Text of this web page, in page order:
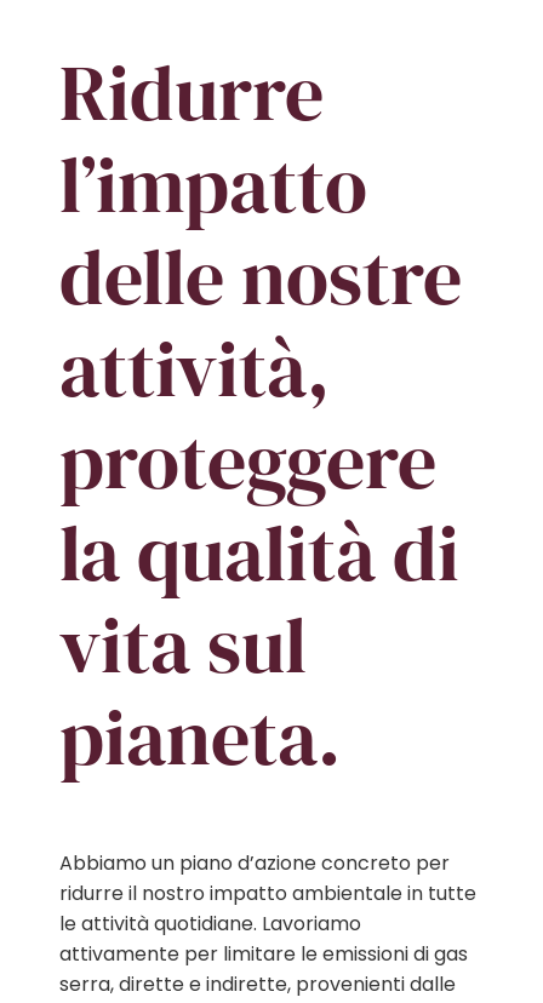
Ridurre
l’impatto
delle nostre
attività,
proteggere
la qualità di
vita sul
pianeta.
Abbiamo un piano d’azione concreto per
ridurre il nostro impatto ambientale in tutte
le attività quotidiane. Lavoriamo
attivamente per limitare le emissioni di gas
serra, dirette e indirette, provenienti dalle